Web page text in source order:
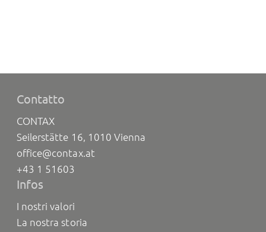
Contatto
CONTAX
Seilerstätte 16, 1010 Vienna
office@contax.at
+43 1 51603
Infos
I nostri valori
La nostra storia